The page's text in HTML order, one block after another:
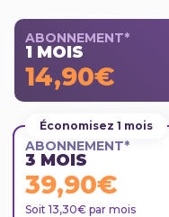
ABONNEMENT*
1 MOIS
14,90€
Économisez 1 mois
ABONNEMENT*
3 MOIS
39,90€
Soit 13,30€ par mois